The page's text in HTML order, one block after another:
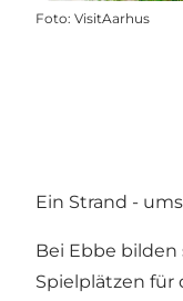
Foto: VisitAarhus
Ein Strand -
Bei Ebbe bilden
Spielplätzen für